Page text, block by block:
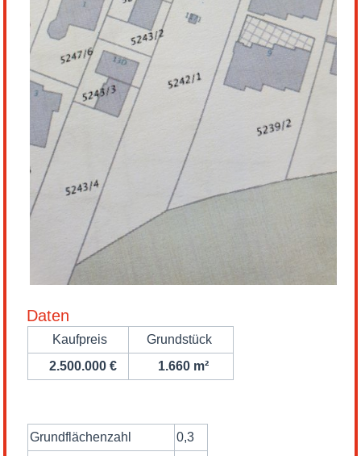
Daten
Kaufpreis
Grundstück
2.500.000 €
1.660 m²
Grundflächenzahl
0,3